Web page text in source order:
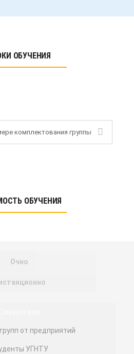
ОБУЧЕНИЯ
комплектования группы
ОБУЧЕНИЯ
Очно
от предприятий
УГНТУ